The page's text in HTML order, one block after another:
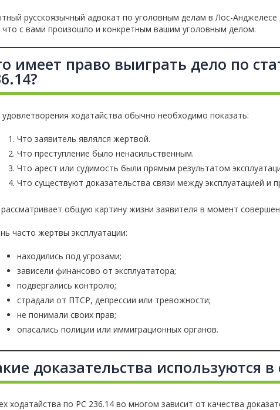
русскоязычный адвокат по уголовным делам в Лос-
что с вами произошло и конкретным вашим уголовным делом.
имеет право выиграть дело по
ходатайства обычно необходимо показать:
Что заявитель являлся жертвой.
Что преступление было ненасильственным.
Что арест или судимость были прямым результатом
Что существуют доказательства связи между эксплуатацией и
общую картину жизни заявителя в момент
часто жертвы эксплуатации:
находились под угрозами;
зависели финансово от эксплуататора;
подвергались контролю;
страдали от ПТСР, депрессии или тревожности;
не понимали своих прав;
опасались полиции или иммиграционных органов.
доказательства используются в
ходатайства по PC 236.14 во многом зависит от качества